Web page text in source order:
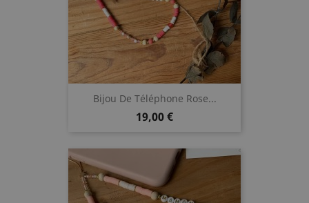
Bijou De Téléphone Rose...
Prix
19,00 €